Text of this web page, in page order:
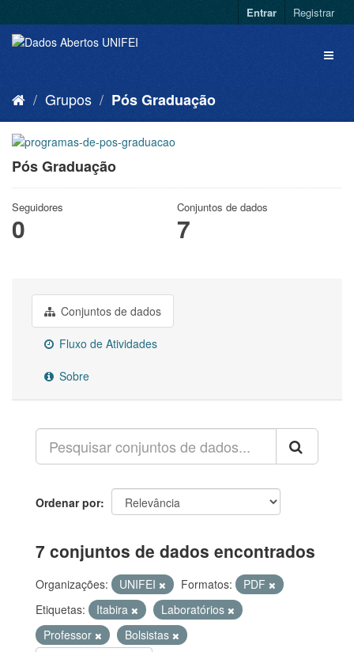
Entrar Registrar
Grupos Pós Graduação
Pós Graduação
Seguidores
0
Conjuntos de dados
7
Conjuntos de dados
Fluxo de Atividades
Sobre
Ordenar por
7 conjuntos de dados encontrados
Organizações: UNIFEI Formatos:
PDF
Etiquetas:
Itabira
Laboratórios
Professor
Bolsistas